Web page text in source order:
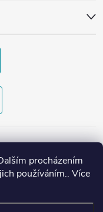
procházením
používáním.. Více